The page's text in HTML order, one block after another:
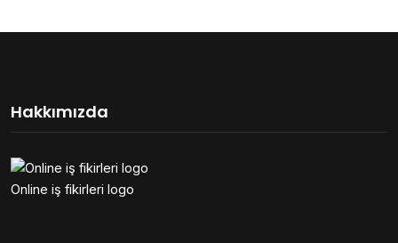
Hakkımızda
Online iş fikirleri logo